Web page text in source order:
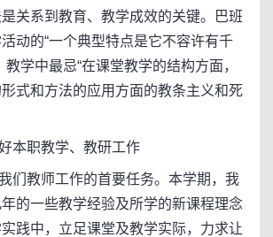
关系到教育、教学成效的关键。巴班
动的“一个典型特点是它不容许有千
教学中最忌“在课堂教学的结构方面，
式和方法的应用方面的教条主义和死
职教学、教研工作
教师工作的首要任务。本学期，我
的一些教学经验及所学的新课程理念
践中，立足课堂及教学实际，力求让